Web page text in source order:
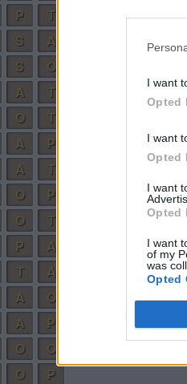
I want
Opted
I want
Opted
I want
Opted
I want
of my
was
Opted
P
T
S
A
S
O
A
T
O
T
A
P
A
T
O
P
O
T
P
A
T
A
A
O
A
P
O
O
O
P